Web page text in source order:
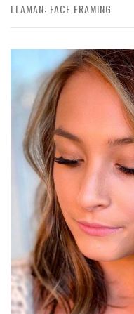
LLAMAN: FACE FRAMING